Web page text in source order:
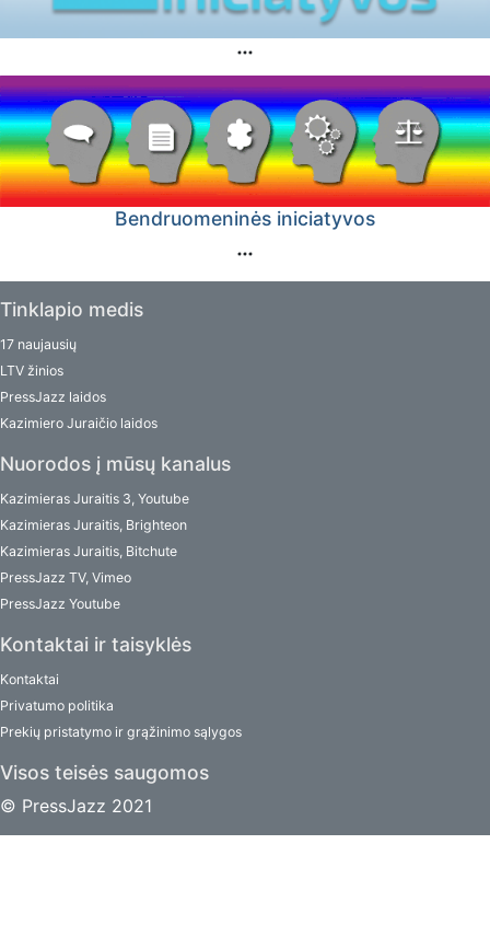
Bendruomeninės iniciatyvos
Tinklapio medis
17 naujausių
LTV žinios
PressJazz laidos
Kazimiero Juraičio laidos
Nuorodos į mūsų kanalus
Kazimieras Juraitis 3, Youtube
Kazimieras Juraitis, Brighteon
Kazimieras Juraitis, Bitchute
PressJazz TV, Vimeo
PressJazz Youtube
Kontaktai ir taisyklės
Kontaktai
Privatumo politika
Prekių pristatymo ir grąžinimo sąlygos
Visos teisės saugomos
© PressJazz 2021